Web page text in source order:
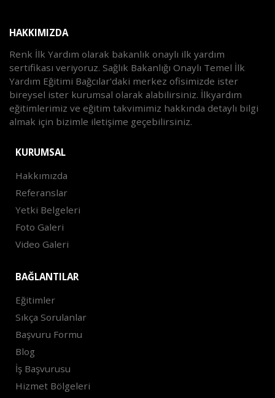
HAKKIMIZDA
Renk İlk Yardım olarak bakanlık onaylı ilk yardım
sertifikası veriyoruz. Sağlık Bakanlığı Onaylı Temel İlk
Yardım Eğitimi Bağcılar'daki merkez ofisimizde ister
bireysel ister kurumsal olarak alabilirsiniz. İlkyardım
eğitimlerimiz ve eğitim takvimimiz hakkında detaylı bilgi
almak için bizimle iletişime geçebilirsiniz.
KURUMSAL
Hakkımızda
Referanslar
Yetki Belgeleri
Foto Galeri
Video Galeri
BAĞLANTILAR
Eğitimler
Sıkça Sorulanlar
Başvuru Formu
Blog
İş Başvurusu
Hizmet Bölgeleri